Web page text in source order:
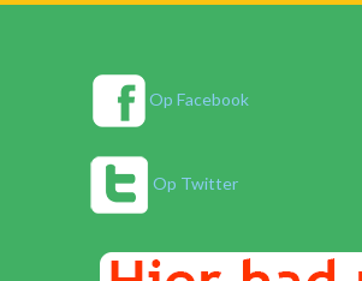
Op Facebook
Op Twitter